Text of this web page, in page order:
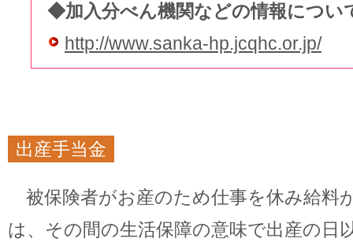
◆加入分べん機関などの情報につい
http://www.sanka-hp.jcqhc.or.jp/
出産手当金
被保険者がお産のため仕事を休み給料
は、その間の生活保障の意味で出産の日